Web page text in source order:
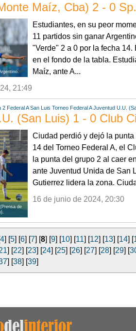
Maíz, Cba) 2 - 0
Estudiantes, en su peor
11 partidos sin ganar
"Verde" 2 a 0 por la fecha
en el fondo de la tabla.
Maíz, ante A...
21:49
2 Federal A San Luis Torneo Federal A Juventud U.U.
(San Luis) 1 - 0 Club
de
Ciudad perdió y dejó la
14 del Torneo Federal A, el
la punta del grupo 2 al caer
ante Juventud Unida de San
Gutierrez lidera la zona.
16 de junio de 2024, 20:30
4] [5] [6] [7] [8] [9] [10] [11] [12] [13] [14] [
] [22] [23] [24] [25] [26] [27] [28] [29] [
] [38] [39]